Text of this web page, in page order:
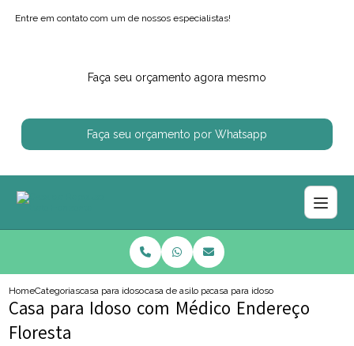
Entre em contato com um de nossos especialistas!
Faça seu orçamento agora mesmo
Faça seu orçamento por Whatsapp
HomeCategoriascasa para idososcasa de asilo para idosocasa para idoso com medico
Casa para Idoso com Médico Endereço
Floresta